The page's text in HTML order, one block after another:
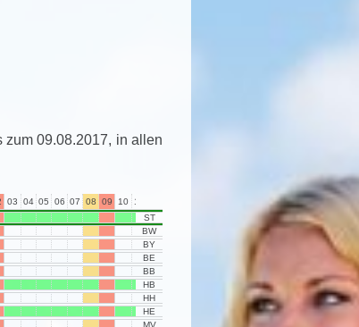
zum 09.08.2017, in allen
03 04 05 06 07 08 09 10 11 20 21 22 23 24
ST
BW
BY
BE
BB
HB
HH
HE
MV